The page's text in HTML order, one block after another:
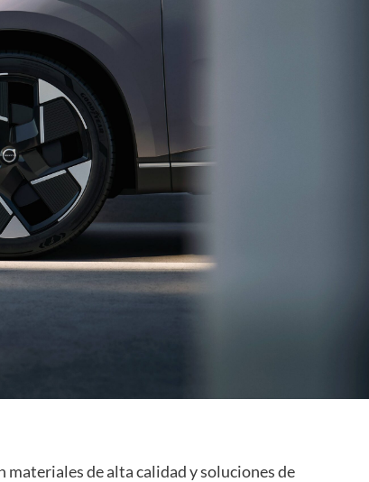
de alta calidad y soluciones de